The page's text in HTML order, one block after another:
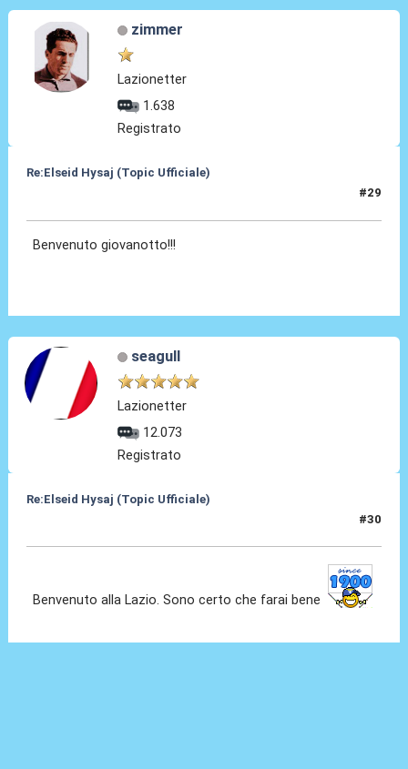
zimmer
Lazionetter
1.638
Registrato
Re:Elseid Hysaj (Topic Ufficiale)
#29
Benvenuto giovanotto!!!
seagull
Lazionetter
12.073
Registrato
Re:Elseid Hysaj (Topic Ufficiale)
#30
Benvenuto alla Lazio. Sono certo che farai bene